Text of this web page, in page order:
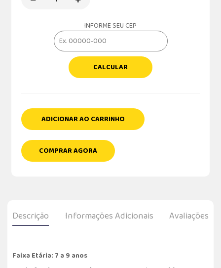
INFORME SEU CEP
CALCULAR
ADICIONAR AO CARRINHO
COMPRAR AGORA
Descrição Informações Adicionais Avaliações
Faixa Etária: 7 a 9 anos